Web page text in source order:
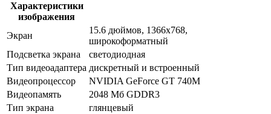
Характеристики
изображения
Экран
15.6 дюймов, 1366x768,
широкоформатный
Подсветка экрана
светодиодная
Тип видеоадаптера дискретный и встроенный
Видеопроцессор
NVIDIA GeForce GT 740M
Видеопамять
2048 Мб GDDR3
Тип экрана
глянцевый